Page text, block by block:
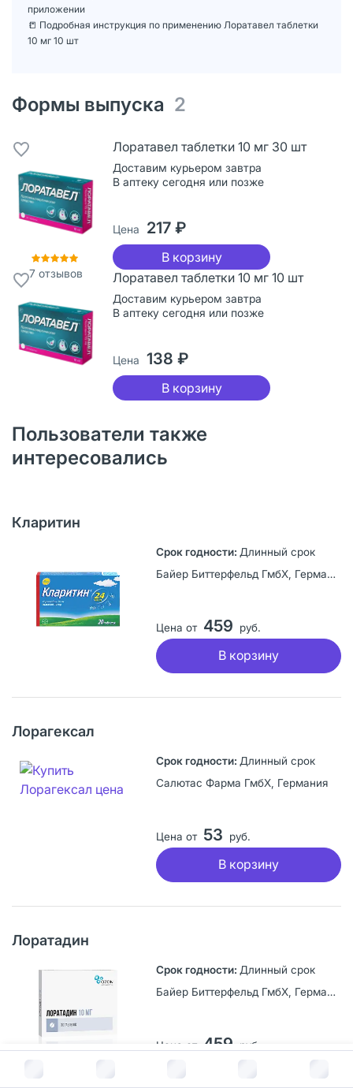
В корзину за руб.
приложении
📒 Подробная инструкция по применению Лоратавел таблетки
10 мг 10 шт
Формы выпуска 2
7 отзывов
Лоратавел таблетки 10 мг 30 шт
Доставим курьером завтра
В аптеку сегодня или позже
Цена 217 ₽
В корзину
Лоратавел таблетки 10 мг 10 шт
Доставим курьером завтра
В аптеку сегодня или позже
Цена 138 ₽
В корзину
Пользователи также
интересовались
Кларитин
Длинный срок
Байер Биттерфельд ГмбХ, Германия
Цена от 459 руб.
В корзину
Лорагексал
Длинный срок
Салютас Фарма ГмбХ, Германия
Цена от 53 руб.
В корзину
Лоратадин
Длинный срок
Байер Биттерфельд ГмбХ, Германия
Цена от 459 руб.
В корзину